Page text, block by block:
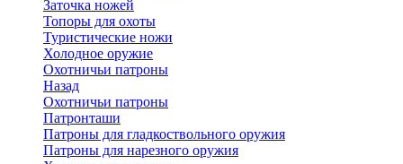
Заточка ножей
Топоры для охоты
Туристические ножи
Холодное оружие
Охотничьи патроны
Назад
Охотничьи патроны
Патронташи
Патроны для гладкоствольного оружия
Патроны для нарезного оружия